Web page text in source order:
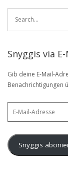
Search
Snyggis via
Gib deine E-Mail-
Benachrichtigungen
Snyggis